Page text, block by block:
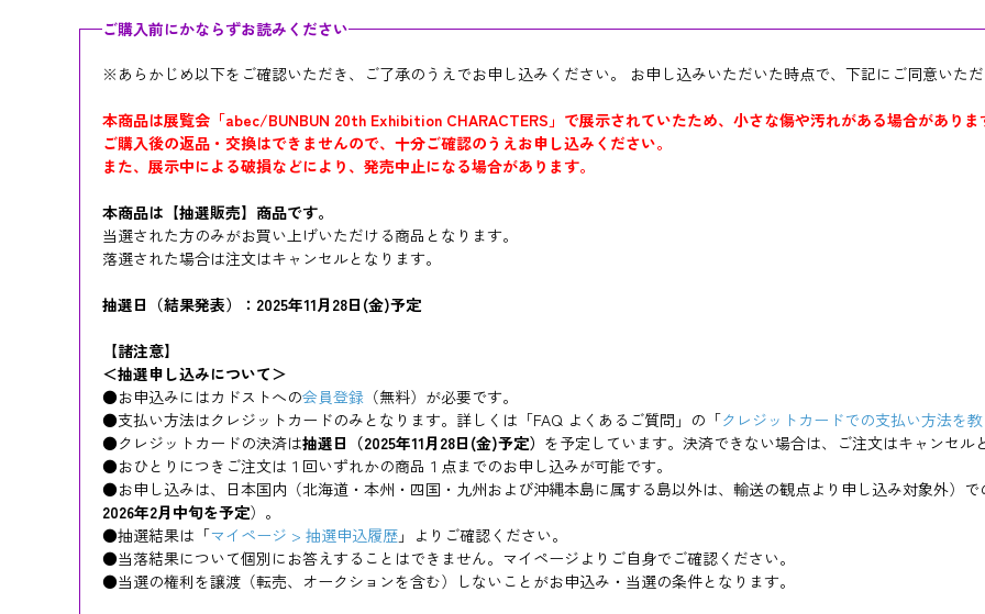
ご購入前にかならずお読みください
※あらかじめ以下をご確認いただき、ご了承のうえでお申し込みください。 お申し込みいただいた時点で、下記にご同意いただ
本商品は展覧会「abec/BUNBUN 20th Exhibition CHARACTERS」で展示されていたため、小さな傷や汚れがある場合がありま
ご購入後の返品・交換はできませんので、十分ご確認のうえお申し込みください。
また、展示中による破損などにより、発売中止になる場合があります。
本商品は【抽選販売】商品です。
当選された方のみがお買い上げいただける商品となります。
落選された場合は注文はキャンセルとなります。
抽選日（結果発表）：2025年11月28日(金)予定
【諸注意】
＜抽選申し込みについて＞
●お申込みにはカドストへの会員登録 （無料）が必要です。
●支払い方法はクレジットカードのみとなります。詳しくは「FAQ よくあるご質問」の「クレジットカードでの支払い方法を
●クレジットカードの決済は抽選日（2025年11月28日(金)予定） を予定しています。決済できない場合は、ご注文はキャンセル
●おひとりにつきご注文は１回いずれかの商品１点までのお申し込みが可能です。
●お申し込みは、日本国内（北海道・本州・四国・九州および沖縄本島に属する島以外は、輸送の観点より申し込み対象外）
2026年2月中旬を予定）。
●抽選結果は「マイページ > 抽選申込履歴 」よりご確認ください。
●当落結果について個別にお答えすることはできません。マイページよりご自身でご確認ください。
●当選の権利を譲渡（転売、オークションを含む）しないことがお申込み・当選の条件となります。